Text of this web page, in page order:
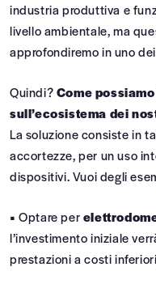
industria produttiva e
livello ambientale, ma
approfondiremo in uno
Quindi?Come
sull’ecosistema dei
La soluzione consiste in
accortezze, per un uso
dispositivi. Vuoi degli
•Optare per
l’investimento iniziale
prestazioni a costi